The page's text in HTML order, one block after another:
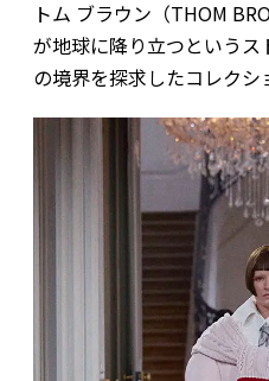
トム ブラウン（THOM
が地球に降り立つという
の境界を探求したコレクシ